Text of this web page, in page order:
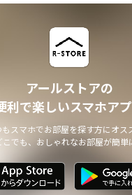
アールストアの
利で楽しいスマホア
もスマホでお部屋を探す方にオス
こでも、おしゃれなお部屋が簡単